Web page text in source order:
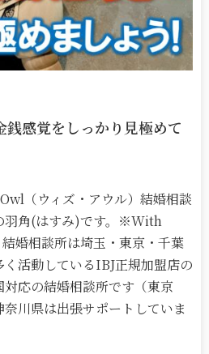
銭感覚をしっかり見極めて
（ウィズ・アウル）結婚相談
羽角(はすみ)です。※With
婚相談所は埼玉・東京・千葉
活動しているIBJ正規加盟店の
応の結婚相談所です（東京
川県は出張サポートしていま